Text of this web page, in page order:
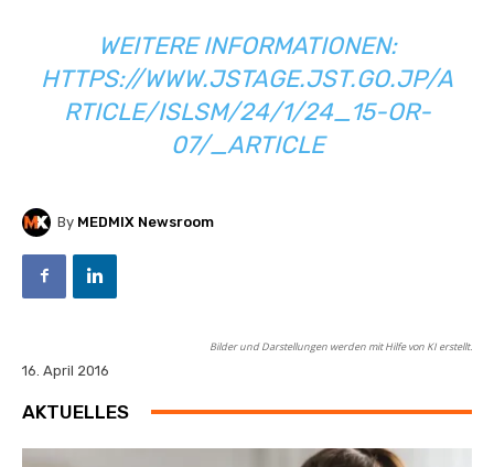
WEITERE INFORMATIONEN:
HTTPS://WWW.JSTAGE.JST.GO.JP/A
RTICLE/ISLSM/24/1/24_15-OR-
07/_ARTICLE
By MEDMIX Newsroom
Bilder und Darstellungen werden mit Hilfe von KI erstellt.
16. April 2016
AKTUELLES